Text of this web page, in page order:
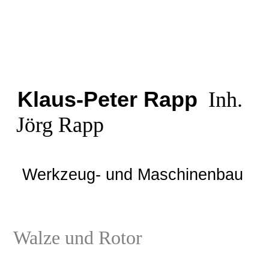
Klaus-Peter Rapp Inh.
Jörg Rapp
Werkzeug- und Maschinenbau
Walze und Rotor